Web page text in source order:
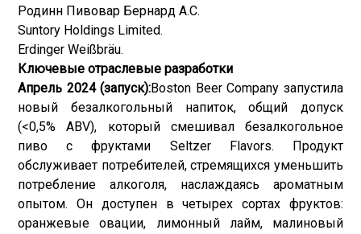
Родинн Пивовар Бернард А.С.
Suntory Holdings Limited.
Erdinger Weißbräu.
Ключевые отраслевые разработки
Апрель 2024 (запуск):Boston Beer Company запустила
новый безалкогольный напиток, общий допуск
(<0,5% ABV), который смешивал безалкогольное
пиво с фруктами Seltzer Flavors. Продукт
обслуживает потребителей, стремящихся уменьшить
потребление алкоголя, наслаждаясь ароматным
опытом. Он доступен в четырех сортах фруктов:
оранжевые овации, лимонный лайм, малиновый